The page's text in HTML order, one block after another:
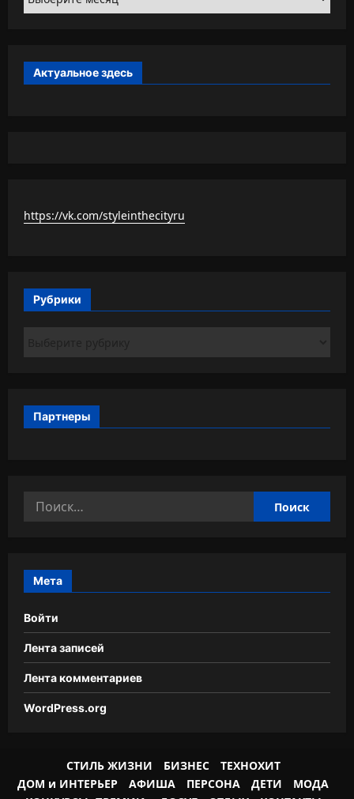
Актуальное здесь
https://vk.com/styleinthecityru
Рубрики
Партнеры
Найти:
Мета
Войти
Лента записей
Лента комментариев
WordPress.org
СТИЛЬ ЖИЗНИ БИЗНЕС
ТЕХНОХИТ
ДОМ и ИНТЕРЬЕР
АФИША ПЕРСОНА ДЕТИ
МОДА